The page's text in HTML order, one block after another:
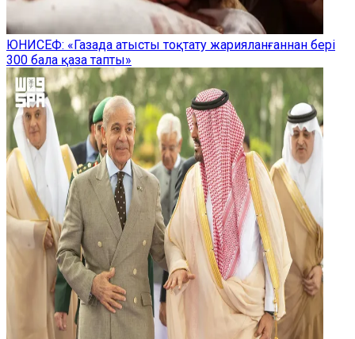
ЮНИСЕФ: «Газада атысты тоқтату жарияланғаннан бері
300 бала қаза тапты»